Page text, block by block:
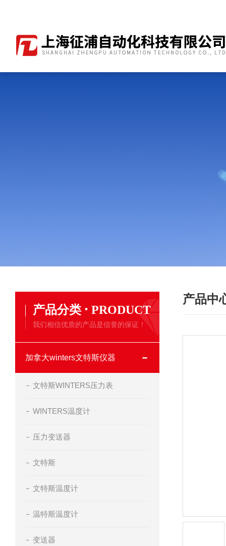
产品中
产品分类 · PRODUCT
我们相信优质的产品是信誉的保证！
加拿大winters文特斯仪器
文特斯WINTERS压力表
WINTERS温度计
压力变送器
文特斯
文特斯温度计
温特斯温度计
变送器